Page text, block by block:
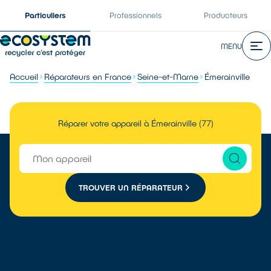
Particuliers Professionnels Producteurs
MENU
Accueil Réparateurs en France Seine-et-Marne Émerainville
Réparer votre appareil à Émerainville (77)
TROUVER UN RÉPARATEUR